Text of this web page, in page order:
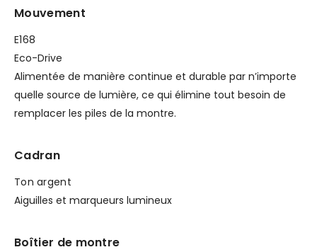
Mouvement
E168
Eco-Drive
Alimentée de manière continue et durable par n’importe
quelle source de lumière, ce qui élimine tout besoin de
remplacer les piles de la montre.
Cadran
Ton argent
Aiguilles et marqueurs lumineux
Boîtier de montre